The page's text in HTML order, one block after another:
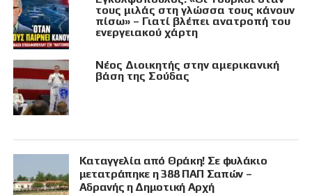
τους μιλάς στη γλώσσα τους κάνουν
πίσω» – Γιατί βλέπει ανατροπή του
ενεργειακού χάρτη
Νέος Διοικητής στην αμερικανική
βάση της Σούδας
Καταγγελία από Θράκη! Σε φυλάκιο
μετατράπηκε η 388 ΠΑΠ Σαπών –
Αδρανής η Δημοτική Αρχή